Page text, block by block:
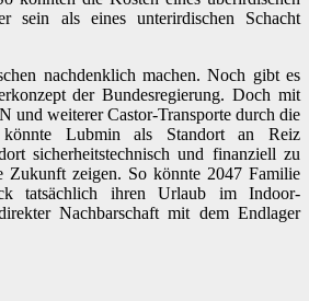
sein als eines unterirdischen Schacht
nachdenklich machen. Noch gibt es
der Bundesregierung. Doch mit
und weiterer Castor-Transporte durch die
Lubmin als Standort an Reiz
sicherheitstechnisch und finanziell zu
Zukunft zeigen. So könnte 2047 Familie
tatsächlich ihren Urlaub im Indoor-
Nachbarschaft mit dem Endlager